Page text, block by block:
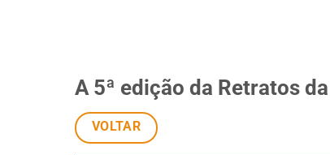
A 5ª edição da Retratos
VOLTAR